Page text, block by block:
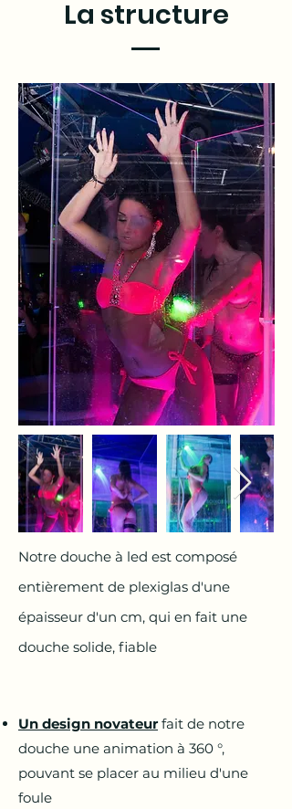
La structure
Notre douche à led est composé
entièrement de plexiglas d'une
épaisseur d'un cm, qui en fait une
douche solide, fiable
Un design novateur fait de notre
douche une animation à 360 °,
pouvant se placer au milieu d'une
foule